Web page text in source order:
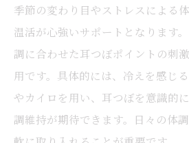
季節の変わり目やストレスによる
温活が心強いサポートとなります
調に合わせた耳つぼポイントの刺
用です。具体的には、冷えを感じ
やカイロを用い、耳つぼを意識的
調維持が期待できます。日々の体